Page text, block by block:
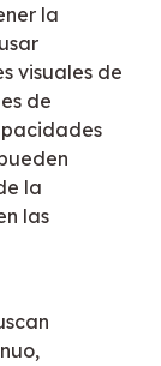
la
visuales de
de
la
las